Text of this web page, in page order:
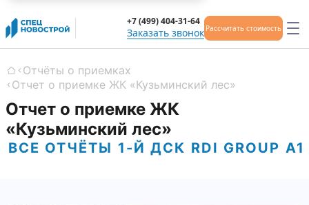
Заказать звонок
+7 (499) 404-31-64
Рассчитать стоимость
Главная
Отчёты о приемках
Отчет о приемке ЖК «Кузьминский лес»
Отчет о приемке ЖК
«Кузьминский лес»
ВСЕ ОТЧЁТЫ 1-Й ДСК RDI GROUP